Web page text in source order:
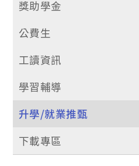
獎助學金
公費生
工讀資訊
學習輔導
升學/就業推甄
下載專區